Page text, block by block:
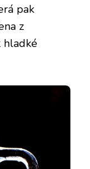
pak
z
hladké